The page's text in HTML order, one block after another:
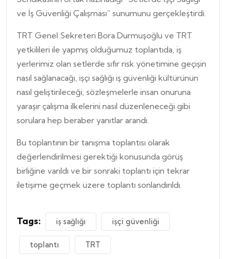
ve İş Güvenliği Çalışması” sunumunu gerçekleştirdi.
TRT Genel Sekreteri Bora Durmuşoğlu ve TRT
yetkilileri ile yapmış olduğumuz toplantıda, iş
yerlerimiz olan setlerde sıfır risk yönetimine geçişin
nasıl sağlanacağı, işçi sağlığı iş güvenliği kültürünün
nasıl geliştirileceği, sözleşmelerle insan onuruna
yaraşır çalışma ilkelerini nasıl düzenleneceği gibi
sorulara hep beraber yanıtlar arandı.
Bu toplantının bir tanışma toplantısı olarak
değerlendirilmesi gerektiği konusunda görüş
birliğine varıldı ve bir sonraki toplantı için tekrar
iletişime geçmek üzere toplantı sonlandırıldı.
Tags: iş sağlığı işçi güvenliği
toplantı TRT